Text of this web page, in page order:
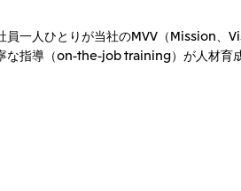
一人ひとりが当社のMVV（Mission
指導（on-the-job training）が人材育